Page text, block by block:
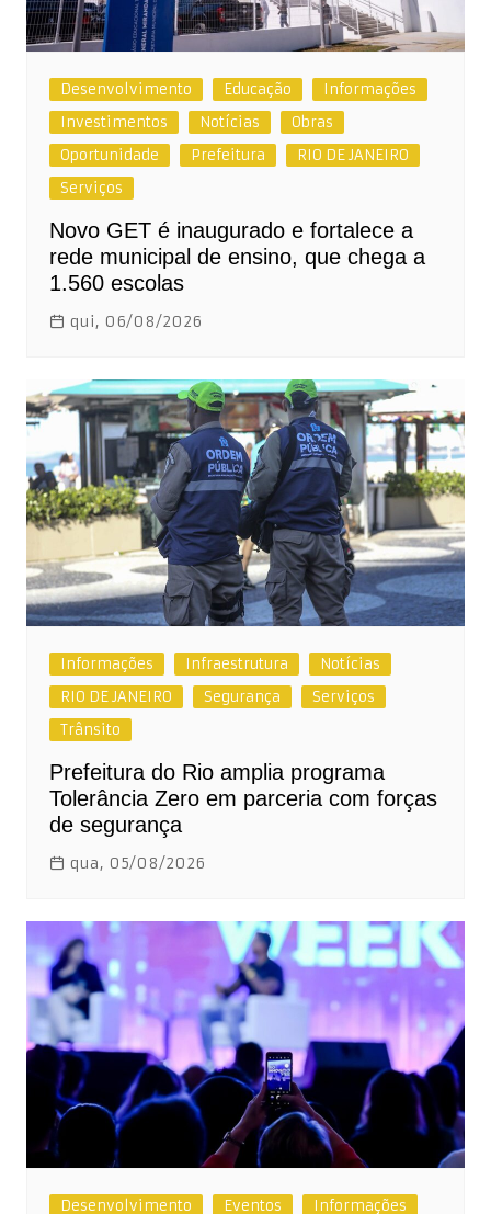
Desenvolvimento Educação
Informações
Investimentos
Notícias
Obras
Oportunidade
Prefeitura
RIO DE JANEIRO
Serviços
Novo GET é inaugurado e fortalece a
rede municipal de ensino, que chega a
1.560 escolas
qui, 06/08/2026
Informações Infraestrutura
Notícias
RIO DE JANEIRO
Segurança
Serviços
Trânsito
Prefeitura do Rio amplia programa
Tolerância Zero em parceria com forças
de segurança
qua, 05/08/2026
Desenvolvimento Eventos Informações